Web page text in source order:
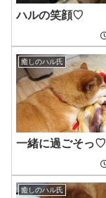
ハルの笑顔♡
癒しのハル氏
一緒に過ごそっ♡
癒しのハル氏